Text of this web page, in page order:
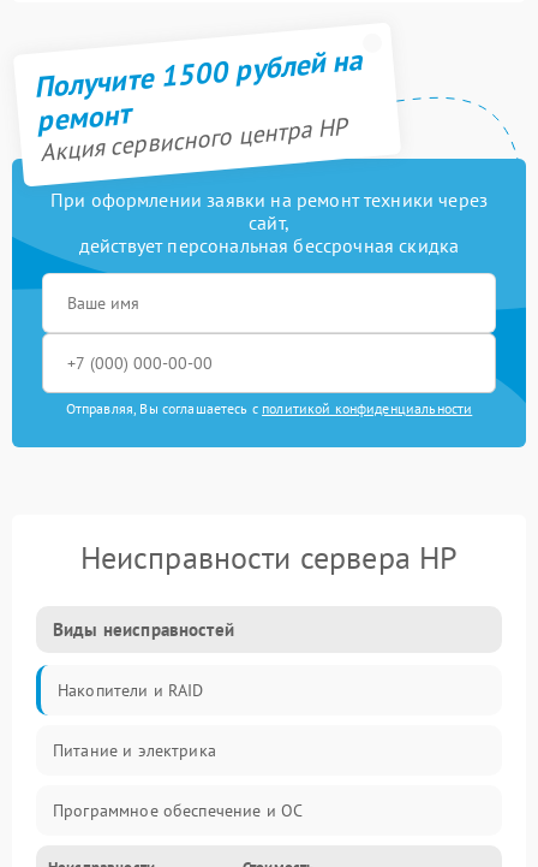
Получите 1500 рублей на
ремонт
Акция сервисного центра HP
При оформлении заявки на ремонт техники через
сайт,
действует персональная бессрочная скидка
Отправляя, Вы соглашаетесь с политикой конфиденциальности
Неисправности сервера HP
Виды неисправностей
Накопители и RAID
Питание и электрика
Программное обеспечение и ОС